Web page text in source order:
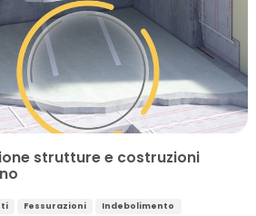
strutture e costruzioni
Fessurazioni
Indebolimento